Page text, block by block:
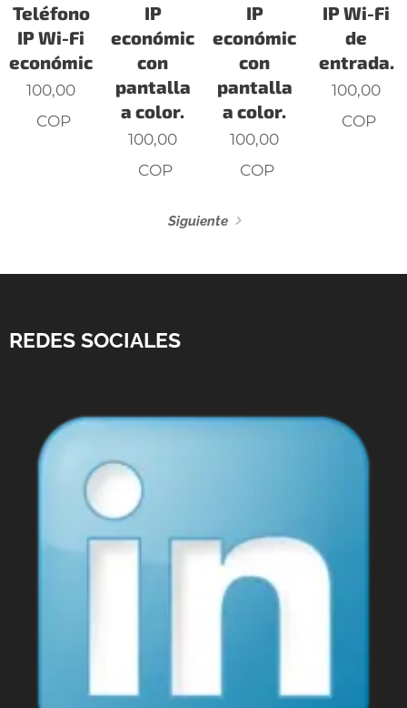
Teléfono
IP Wi-Fi
económico.
100,00
COP
IP
económico
con
pantalla
a color.
100,00
COP
IP
económico
con
pantalla
a color.
100,00
COP
IP Wi-Fi
de
entrada.
100,00
COP
Siguiente
REDES SOCIALES